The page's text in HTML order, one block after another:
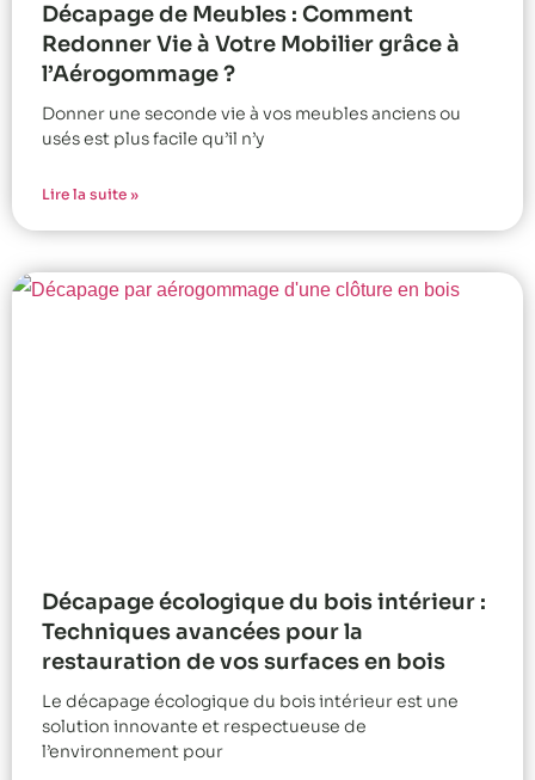
Décapage de Meubles : Comment
Redonner Vie à Votre Mobilier grâce à
l’Aérogommage ?
Donner une seconde vie à vos meubles anciens ou
usés est plus facile qu’il n’y
Lire la suite »
Décapage écologique du bois intérieur :
Techniques avancées pour la
restauration de vos surfaces en bois
Le décapage écologique du bois intérieur est une
solution innovante et respectueuse de
l’environnement pour